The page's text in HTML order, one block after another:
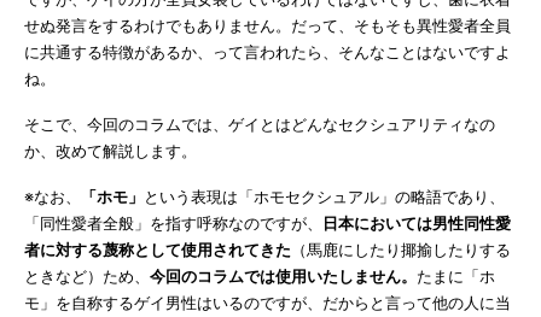
せぬ発言をするわけでもありません。だって、そもそも異性愛者全員
に共通する特徴があるか、って言われたら、そんなことはないですよ
ね。
そこで、今回のコラムでは、ゲイとはどんなセクシュアリティなの
か、改めて解説します。
※なお、 「ホモ」 という表現は「ホモセクシュアル」の略語であり、
「同性愛者全般」を指す呼称なのですが、
日本においては男性同性愛
者に対する蔑称として使用されてきた （馬鹿にしたり揶揄したりする
ときなど）ため、 今回のコラムでは使用いたしません。 たまに「ホ
モ」を自称するゲイ男性はいるのですが、だからと言って他の人に当